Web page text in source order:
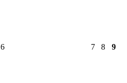
6 7 8 9